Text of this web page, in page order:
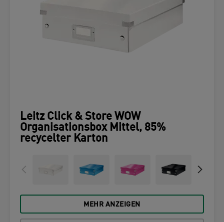
Leitz Click & Store WOW
Organisationsbox Mittel, 85%
recycelter Karton
MEHR ANZEIGEN